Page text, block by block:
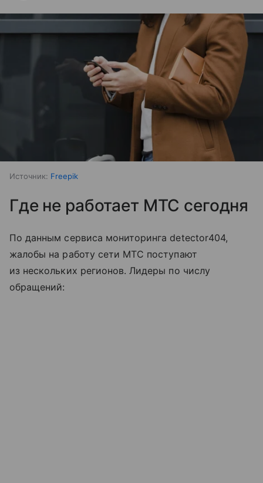
Источник: Freepik
Где не работает МТС сегодня
По данным сервиса мониторинга detector404,
жалобы на работу сети МТС поступают
из нескольких регионов. Лидеры по числу
обращений: